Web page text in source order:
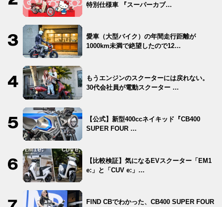
特別仕様車 『スーパーカブ…
愛車（大型バイク）の年間走行距離が
1000km未満で絶望したので12…
もうエンジンのスクーターには戻れない。
30代会社員が電動スクーター …
【公式】新型400ccネイキッド『CB400
SUPER FOUR …
【比較検証】気になるEVスクーター「EM1
e:」と「CUV e:」…
FIND CBでわかった、CB400 SUPER FOUR